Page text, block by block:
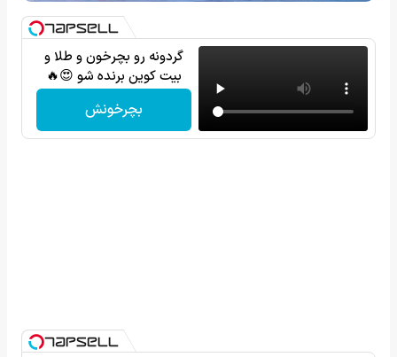
گردونه رو بچرخون و طلا و
بیت کوین برنده شو 😍🔥
بچرخونش